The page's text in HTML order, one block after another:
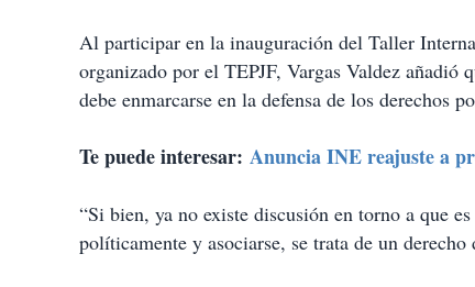
Al participar en la inauguración del Taller
organizado por el TEPJF, Vargas Valdez
debe enmarcarse en la defensa de los derechos
Te puede interesar: Anuncia INE reajuste a
“Si bien, ya no existe discusión en torno a que
políticamente y asociarse, se trata de un derecho